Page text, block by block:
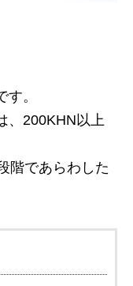
。
、200KHN以上
階であらわした